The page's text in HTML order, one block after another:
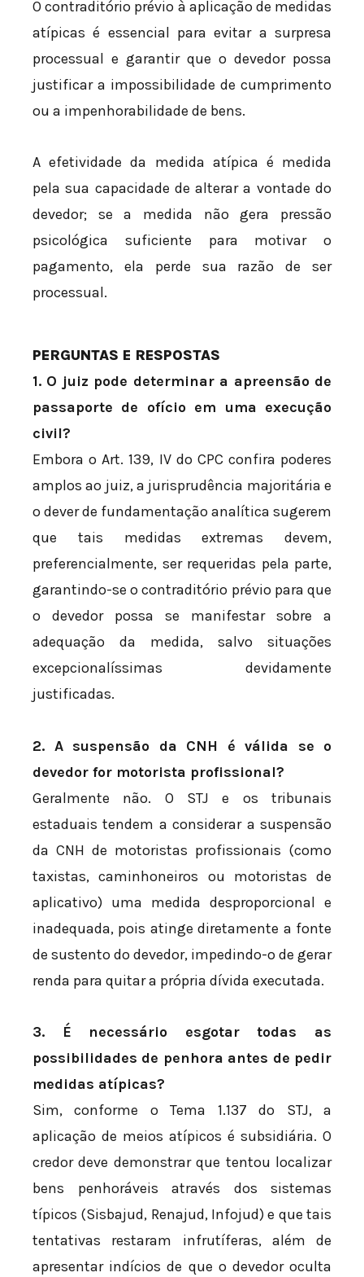
O contraditório prévio à aplicação de medidas
atípicas é essencial para evitar a surpresa
processual e garantir que o devedor possa
justificar a impossibilidade de cumprimento
ou a impenhorabilidade de bens.
A efetividade da medida atípica é medida
pela sua capacidade de alterar a vontade do
devedor; se a medida não gera pressão
psicológica suficiente para motivar o
pagamento, ela perde sua razão de ser
processual.
PERGUNTAS E RESPOSTAS
1. O juiz pode determinar a apreensão de
passaporte de ofício em uma execução
civil?
Embora o Art. 139, IV do CPC confira poderes
amplos ao juiz, a jurisprudência majoritária e
o dever de fundamentação analítica sugerem
que tais medidas extremas devem,
preferencialmente, ser requeridas pela parte,
garantindo-se o contraditório prévio para que
o devedor possa se manifestar sobre a
adequação da medida, salvo situações
excepcionalíssimas devidamente
justificadas.
2. A suspensão da CNH é válida se o
devedor for motorista profissional?
Geralmente não. O STJ e os tribunais
estaduais tendem a considerar a suspensão
da CNH de motoristas profissionais (como
taxistas, caminhoneiros ou motoristas de
aplicativo) uma medida desproporcional e
inadequada, pois atinge diretamente a fonte
de sustento do devedor, impedindo-o de gerar
renda para quitar a própria dívida executada.
3. É necessário esgotar todas as
possibilidades de penhora antes de pedir
medidas atípicas?
Sim, conforme o Tema 1.137 do STJ, a
aplicação de meios atípicos é subsidiária. O
credor deve demonstrar que tentou localizar
bens penhoráveis através dos sistemas
típicos (Sisbajud, Renajud, Infojud) e que tais
tentativas restaram infrutíferas, além de
apresentar indícios de que o devedor oculta